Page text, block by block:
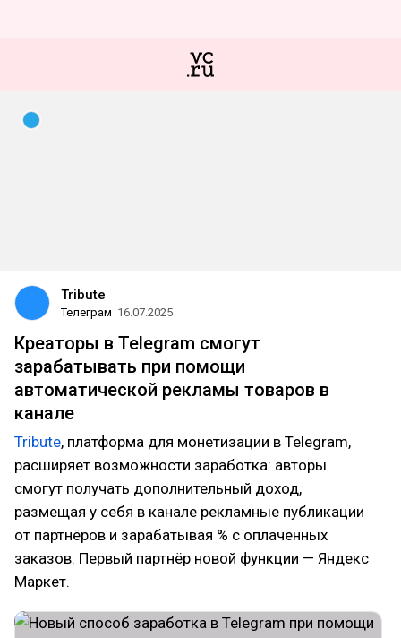
Tribute
Телеграм 16.07.2025
Креаторы в Telegram смогут
зарабатывать при помощи
автоматической рекламы товаров в
канале
Tribute, платформа для монетизации в Telegram,
расширяет возможности заработка: авторы
смогут получать дополнительный доход,
размещая у себя в канале рекламные публикации
от партнёров и зарабатывая % с оплаченных
заказов. Первый партнёр новой функции — Яндекс
Маркет.